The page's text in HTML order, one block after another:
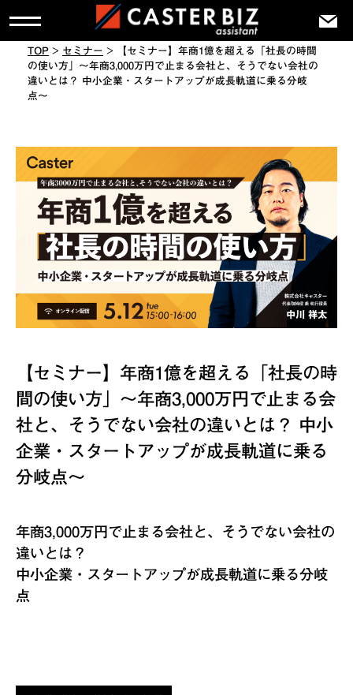
TOP > セミナー >
【セミナー】年商1億を超える「社長の時間
の使い方」〜年商3,000万円で止まる会社と、そうでない会社の
違いとは？ 中小企業・スタートアップが成長軌道に乗る分岐
点〜
【セミナー】年商1億を超える「社長の時
間の使い方」〜年商3,000万円で止まる会
社と、そうでない会社の違いとは？ 中小
企業・スタートアップが成長軌道に乗る
分岐点〜
年商3,000万円で止まる会社と、そうでない会社の
違いとは？
中小企業・スタートアップが成長軌道に乗る分岐
点